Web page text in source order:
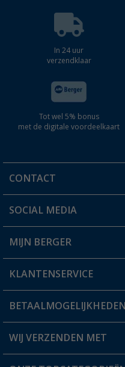
In 24 uur
verzendklaar
Tot wel 5% bonus
met de digitale voordeelkaart
CONTACT
Een vraag?
Winkel vinden
SOCIAL MEDIA
MIJN BERGER
Mijn account
Status bestelling
Verlanglijstje
KLANTENSERVICE
FAQ & Contact
Verzendinformatie
BETAALMOGELIJKHEDEN
WIJ VERZENDEN MET